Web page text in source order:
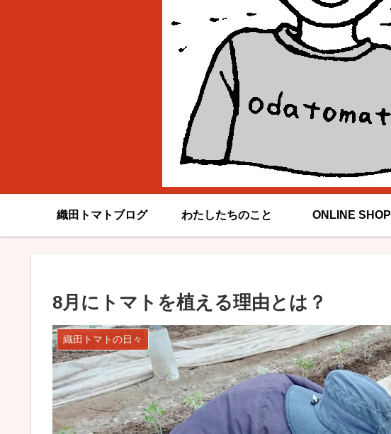
織田トマトブログ わたしたちのこと ONLINE SHOP
8月にトマトを植える理由とは？
織田トマトの日々